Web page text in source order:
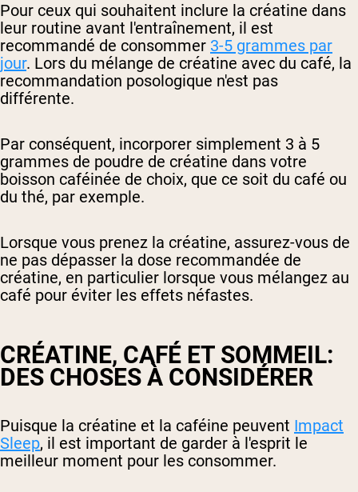
Pour ceux qui souhaitent inclure la créatine dans
leur routine avant l'entraînement, il est
recommandé de consommer 3-5 grammes par
jour. Lors du mélange de créatine avec du café, la
recommandation posologique n'est pas
différente.
Par conséquent, incorporer simplement 3 à 5
grammes de poudre de créatine dans votre
boisson caféinée de choix, que ce soit du café ou
du thé, par exemple.
Lorsque vous prenez la créatine, assurez-vous de
ne pas dépasser la dose recommandée de
créatine, en particulier lorsque vous mélangez au
café pour éviter les effets néfastes.
CRÉATINE, CAFÉ ET SOMMEIL:
DES CHOSES À CONSIDÉRER
Puisque la créatine et la caféine peuvent Impact
Sleep, il est important de garder à l'esprit le
meilleur moment pour les consommer.